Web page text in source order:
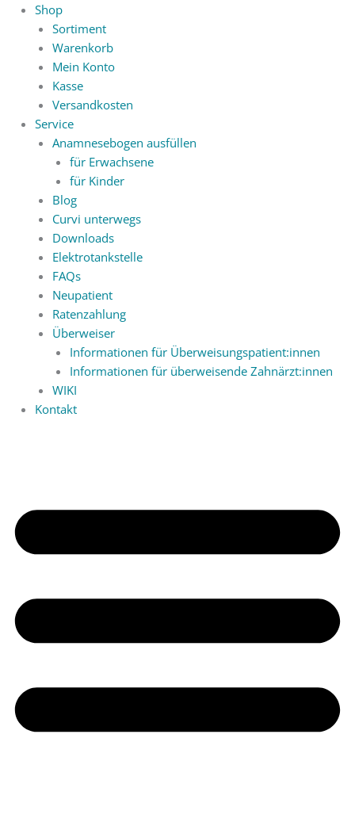
Shop
Sortiment
Warenkorb
Mein Konto
Kasse
Versandkosten
Service
Anamnesebogen ausfüllen
für Erwachsene
für Kinder
Blog
Curvi unterwegs
Downloads
Elektrotankstelle
FAQs
Neupatient
Ratenzahlung
Überweiser
Informationen für Überweisungspatient:innen
Informationen für überweisende Zahnärzt:innen
WIKI
Kontakt